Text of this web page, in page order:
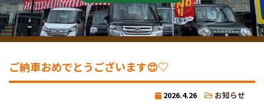
ご納車おめでとうございます😍♡
2026.4.26 お知らせ